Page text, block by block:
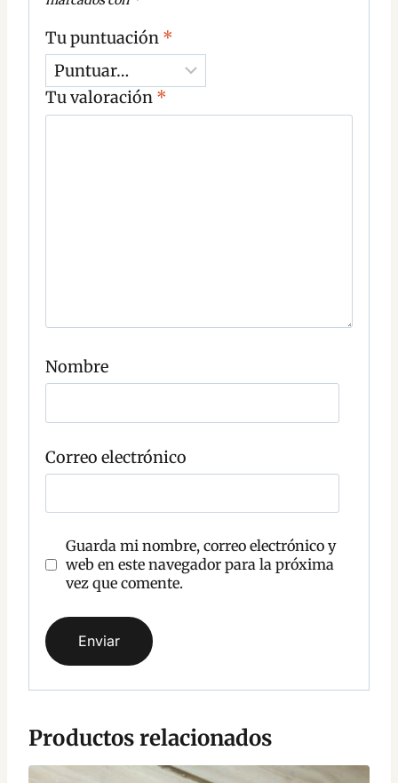
Tu puntuación *
Tu valoración *
m
e
r
i
o
Nombre
Correo electrónico
Guarda mi nombre, correo electrónico y
web en este navegador para la próxima
vez que comente.
Productos relacionados